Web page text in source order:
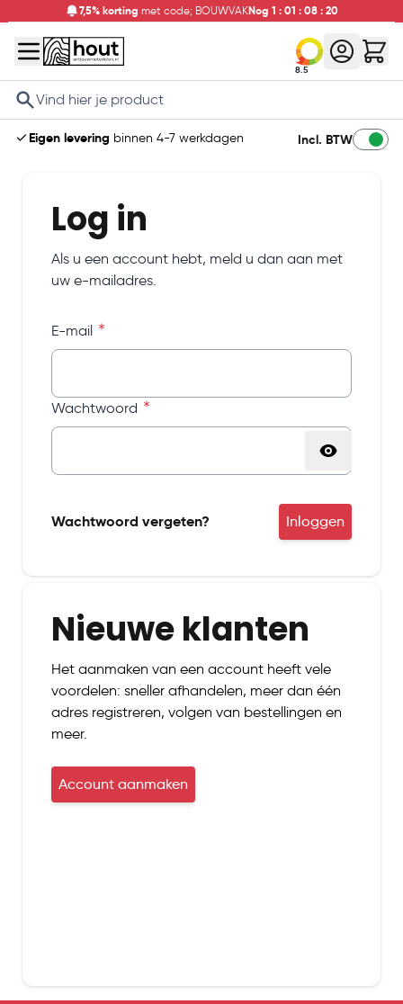
7,5% korting met code; BOUWVAKNog 1 : 01 : 08 : 20
8.5
Search
Eigen levering binnen 4-7 werkdagen Incl. BTW
Log in
Als u een account hebt, meld u dan aan met
uw e-mailadres.
E-mail
Wachtwoord
Wachtwoord vergeten? Inloggen
Nieuwe klanten
Het aanmaken van een account heeft vele
voordelen: sneller afhandelen, meer dan één
adres registreren, volgen van bestellingen en
meer.
Account aanmaken